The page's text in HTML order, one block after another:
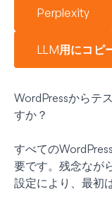
Perplexity
LLM用にコピ
WordPressからテ
すか？
すべての
要です。残念なが
設定により、最初